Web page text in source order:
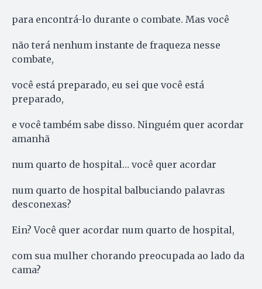
para encontrá-lo durante o combate. Mas você
não terá nenhum instante de fraqueza nesse
combate,
você está preparado, eu sei que você está
preparado,
e você também sabe disso. Ninguém quer acordar
amanhã
num quarto de hospital… você quer acordar
num quarto de hospital balbuciando palavras
desconexas?
Ein? Você quer acordar num quarto de hospital,
com sua mulher chorando preocupada ao lado da
cama?